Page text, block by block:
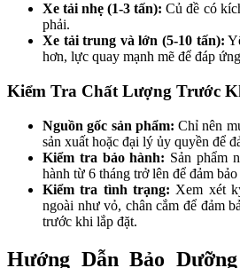
Xe tải nhẹ (1-3 tấn): Củ đề có
phải.
Xe tải trung và lớn (5-10 tấn):
hơn, lực quay mạnh mẽ để đáp
Kiểm Tra Chất Lượng Trước
Nguồn gốc sản phẩm: Chỉ nên
sản xuất hoặc đại lý ủy quyền để
Kiểm tra bảo hành: Sản phẩm
hành từ 6 tháng trở lên để đảm
Kiểm tra tình trạng: Xem xét
ngoài như vỏ, chân cắm để đảm
trước khi lắp đặt.
Hướng Dẫn Bảo